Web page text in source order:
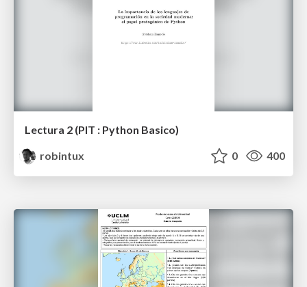
Lectura 2 (PIT : Python Basico)
robintux
0 400